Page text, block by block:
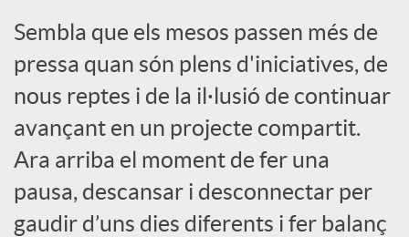
x
e
s
S
Sembla que els mesos passen més de
pressa quan són plens d'iniciatives, de
nous reptes i de la il·lusió de continuar
avançant en un projecte compartit.
Ara arriba el moment de fer una
pausa, descansar i desconnectar per
gaudir d’uns dies diferents i fer balanç